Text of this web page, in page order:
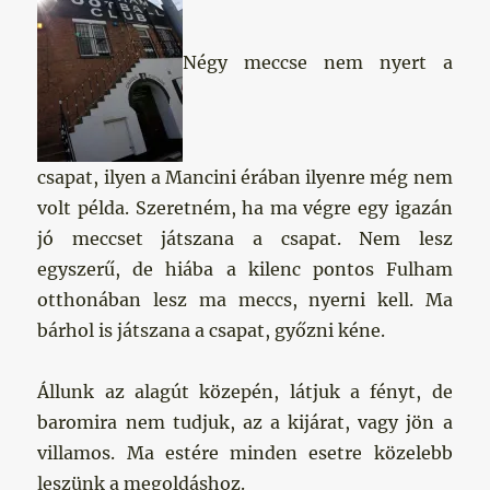
Négy meccse nem nyert a
csapat, ilyen a Mancini érában ilyenre még nem
volt példa. Szeretném, ha ma végre egy igazán
jó meccset játszana a csapat. Nem lesz
egyszerű, de hiába a kilenc pontos Fulham
otthonában lesz ma meccs, nyerni kell. Ma
bárhol is játszana a csapat, győzni kéne.
Állunk az alagút közepén, látjuk a fényt, de
baromira nem tudjuk, az a kijárat, vagy jön a
villamos. Ma estére minden esetre közelebb
leszünk a megoldáshoz.